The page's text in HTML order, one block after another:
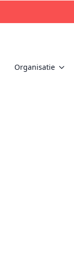
Organisatie